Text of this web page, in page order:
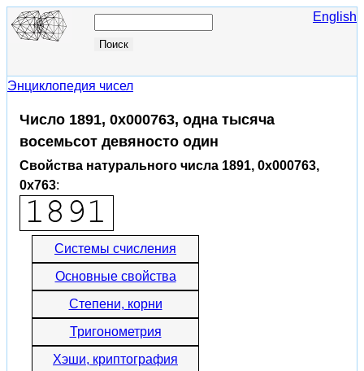
English
Энциклопедия чисел
Число 1891, 0x000763, одна тысяча
восемьсот девяносто один
Свойства натурального числа 1891, 0x000763,
0x763:
Системы счисления
Основные свойства
Степени, корни
Тригонометрия
Хэши, криптография